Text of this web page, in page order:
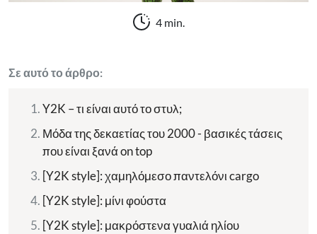
4 min.
Σε αυτό το άρθρο:
Y2K – τι είναι αυτό το στυλ;
Μόδα της δεκαετίας του 2000 - βασικές τάσεις
που είναι ξανά on top
[Y2K style]: χαμηλόμεσο παντελόνι cargo
[Y2K style]: μίνι φούστα
[Y2K style]: μακρόστενα γυαλιά ηλίου